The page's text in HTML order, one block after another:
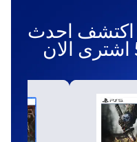
اكتشف احدث